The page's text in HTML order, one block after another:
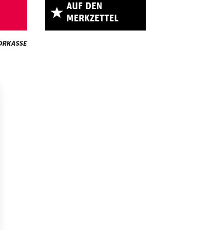
AUF DEN
MERKZETTEL